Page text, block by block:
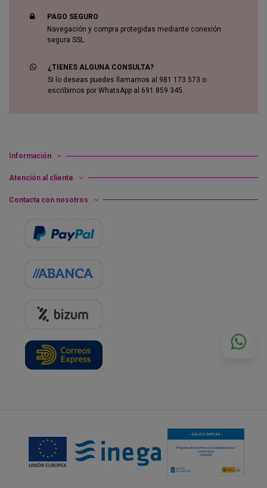
PAGO SEGURO
Navegación y compra protegidas mediante conexión
segura SSL.
¿TIENES ALGUNA CONSULTA?
Si lo deseas puedes llamarnos al 981 173 573 o
escribirnos por WhatsApp al 691 859 345.
Información
Atención al cliente
Contacta con nosotros